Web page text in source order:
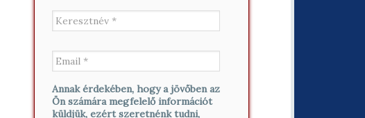
é
n
é
*
K
e
r
s
z
t
n
é
E
m
a
i
l
*
Annak érdekében, hogy a jövőben az
Ön számára megfelelő információt
küldjük, ezért szeretnénk tudni,